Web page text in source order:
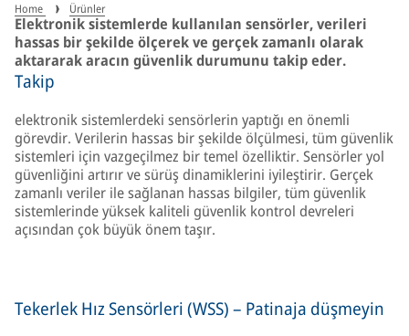
Home Ürünler
Elektronik sistemlerde kullanılan sensörler, verileri
hassas bir şekilde ölçerek ve gerçek zamanlı olarak
aktararak aracın güvenlik durumunu takip eder.
Takip
elektronik sistemlerdeki sensörlerin yaptığı en önemli
görevdir. Verilerin hassas bir şekilde ölçülmesi, tüm güvenlik
sistemleri için vazgeçilmez bir temel özelliktir. Sensörler yol
güvenliğini artırır ve sürüş dinamiklerini iyileştirir. Gerçek
zamanlı veriler ile sağlanan hassas bilgiler, tüm güvenlik
sistemlerinde yüksek kaliteli güvenlik kontrol devreleri
açısından çok büyük önem taşır.
Tekerlek Hız Sensörleri (WSS) – Patinaja düşmeyin